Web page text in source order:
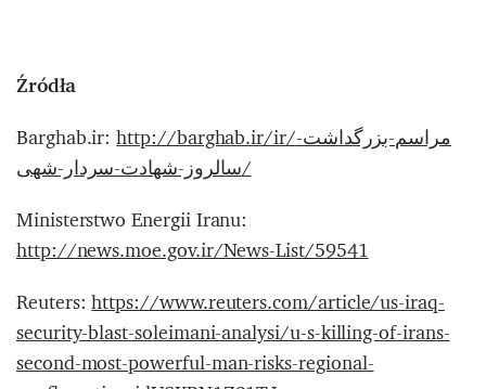
Źródła
Barghab.ir:http://barghab.ir/ir/مراسم-بزرگداشت-
سالروز-شهادت-سردار-شهی/
Ministerstwo Energii Iranu:
http://news.moe.gov.ir/News-List/59541
Reuters:https://www.reuters.com/article/us-iraq-
security-blast-soleimani-analysi/u-s-killing-of-irans-
second-most-powerful-man-risks-regional-